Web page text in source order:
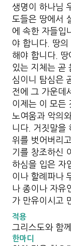
생명이 하나님
도들은 땅에서
에 속한 자들입
야 합니다. 땅
해야 합니다. 땅
있는 지체는 곧
심이니 탐심은
전에 그 가운데
이제는 이 모든
노여움과 악의
니다. 거짓말을
위를 벗어버리
기를 창조하신
하심을 입은 자
이나 할례파나
나 종이나 자유
가 만유이시고
적용
그리스도와 함
한마디